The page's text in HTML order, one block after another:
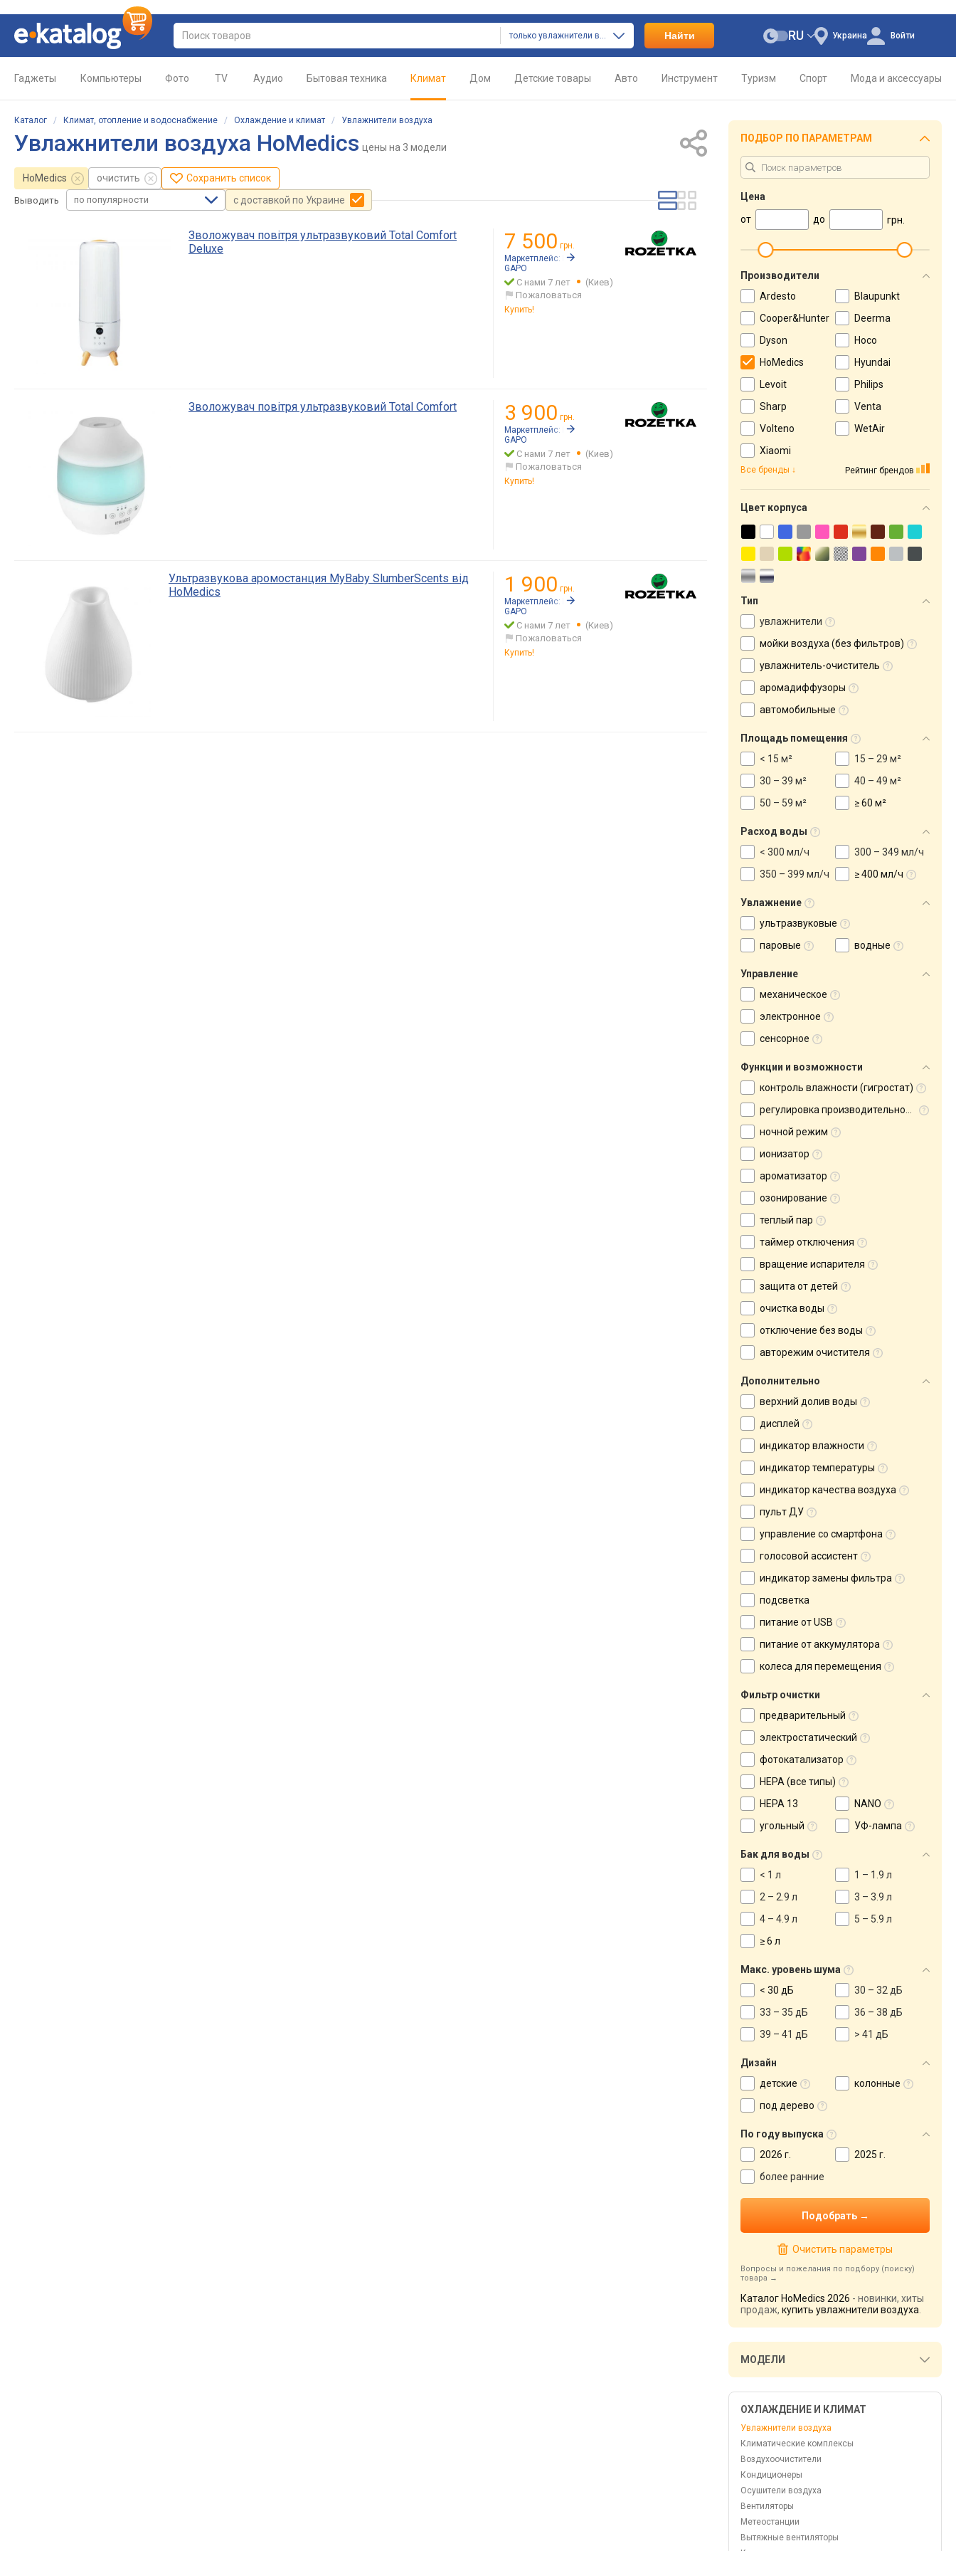
только увлажнители воздуха Найти Украина
RU Войти
Гаджеты Компьютеры Фото TV Аудио Бытовая техника Климат Дом Детские товары Авто Инструмент Туризм Спорт Мода и аксессуары
Каталог / Климат, отопление и водоснабжение / Охлаждение и климат / Увлажнители воздуха
Увлажнители воздуха HoMedics цены на 3 модели
HoMedics очистить Сохранить список
Выводить по популярности с доставкой по Украине
Зволожувач повітря ультразвуковий Total Comfort
Deluxe
7 500 грн.
Маркетплейс:
Rozetka.ua
GAPO
С нами 7 лет
(Киев)
Пожаловаться
Купить!
Зволожувач повітря ультразвуковий Total Comfort 3 900 грн.
Маркетплейс:
Rozetka.ua
GAPO
С нами 7 лет
(Киев)
Пожаловаться
Купить!
Ультразвукова аромостанция MyBaby SlumberScents від
HoMedics
1 900 грн.
Маркетплейс:
Rozetka.ua
GAPO
С нами 7 лет
(Киев)
Пожаловаться
Купить!
ПОДБОР ПО ПАРАМЕТРАМ
Цена
от
до грн.
Производители
Ardesto
Blaupunkt
Cooper&Hunter
Deerma
Dyson
Hoco
HoMedics
Hyundai
Levoit
Philips
Sharp
Venta
Volteno
WetAir
Xiaomi
Рейтинг брендов
Все бренды
Цвет корпуса
Тип
увлажнители
мойки воздуха (без фильтров)
увлажнитель-очиститель
аромадиффузоры
автомобильные
Площадь помещения
< 15 м²
15 – 29 м²
30 – 39 м²
40 – 49 м²
50 – 59 м²
≥ 60 м²
Расход воды
< 300 мл/ч
300 – 349 мл/ч
350 – 399 мл/ч
≥ 400 мл/ч
Увлажнение
ультразвуковые
паровые
водные
Управление
механическое
электронное
сенсорное
Функции и возможности
контроль влажности (гигростат)
регулировка производительности
ночной режим
ионизатор
ароматизатор
озонирование
теплый пар
таймер отключения
вращение испарителя
защита от детей
очистка воды
отключение без воды
авторежим очистителя
Дополнительно
верхний долив воды
дисплей
индикатор влажности
индикатор температуры
индикатор качества воздуха
пульт ДУ
управление со смартфона
голосовой ассистент
индикатор замены фильтра
подсветка
питание от USB
питание от аккумулятора
колеса для перемещения
Фильтр очистки
предварительный
электростатический
фотокатализатор
HEPA (все типы)
HEPA 13
NANO
угольный
УФ-лампа
Бак для воды
< 1 л
1 – 1.9 л
2 – 2.9 л
3 – 3.9 л
4 – 4.9 л
5 – 5.9 л
≥ 6 л
Макс. уровень шума
< 30 дБ
30 – 32 дБ
33 – 35 дБ
36 – 38 дБ
39 – 41 дБ
> 41 дБ
Дизайн
детские
колонные
под дерево
По году выпуска
2026 г.
2025 г.
более ранние
Очистить параметры
Вопросы и пожелания по подбору (поиску)
товара
Каталог HoMedics 2026 - новинки, хиты
продаж, купить увлажнители воздуха
МОДЕЛИ
ОХЛАЖДЕНИЕ И КЛИМАТ
Увлажнители воздуха
Климатические комплексы
Воздухоочистители
Кондиционеры
Осушители воздуха
Вентиляторы
Метеостанции
Вытяжные вентиляторы